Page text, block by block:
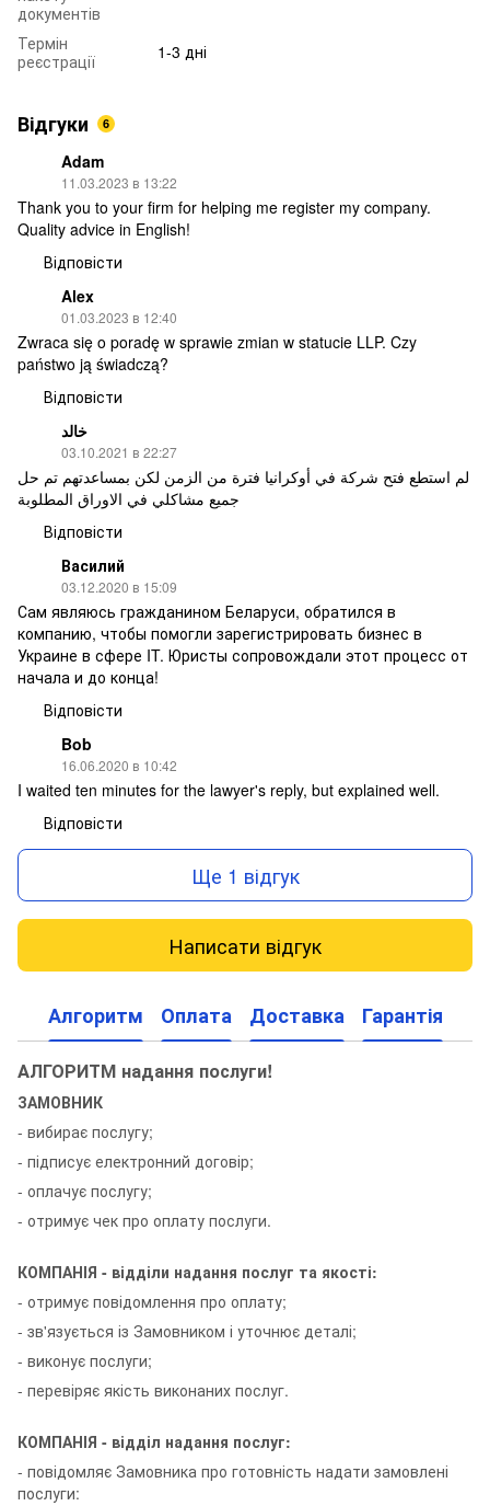
документів
Термін
реєстрації
1-3 дні
Відгуки 6
Adam
11.03.2023 в 13:22
Thank you to your firm for helping me register my company.
Quality advice in English!
Відповісти
Alex
01.03.2023 в 12:40
Zwraca się o poradę w sprawie zmian w statucie LLP. Czy
państwo ją świadczą?
Відповісти
خالد
03.10.2021 в 22:27
لم استطع فتح شركة في أوكرانيا فترة من الزمن لكن بمساعدتهم تم حل
جميع مشاكلي في الاوراق المطلوبة
Відповісти
Василий
03.12.2020 в 15:09
Сам являюсь гражданином Беларуси, обратился в
компанию, чтобы помогли зарегистрировать бизнес в
Украине в сфере IT. Юристы сопровождали этот процесс от
начала и до конца!
Відповісти
Bob
16.06.2020 в 10:42
I waited ten minutes for the lawyer's reply, but explained well.
Відповісти
Ще 1 відгук
Написати відгук
Алгоритм Оплата Доставка Гарантія
АЛГОРИТМ надання послуги!
ЗАМОВНИК
- вибирає послугу;
- підписує електронний договір;
- оплачує послугу;
- отримує чек про оплату послуги.
КОМПАНІЯ - відділи надання послуг та якості:
- отримує повідомлення про оплату;
- зв'язується із Замовником і уточнює деталі;
- виконує послуги;
- перевіряє якість виконаних послуг.
КОМПАНІЯ - відділ надання послуг:
- повідомляє Замовника про готовність надати замовлені
послуги: